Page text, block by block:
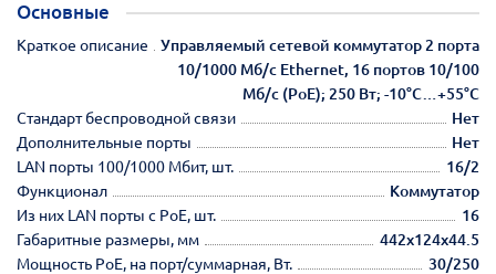
Основные
Краткое описание
Управляемый сетевой коммутатор 2 порта
10/1000 Мб/с Ethernet, 16 портов 10/100
Мб/с (PoE); 250 Вт; -10°C…+55°C
Стандарт беспроводной связи
Нет
Дополнительные порты
Нет
LAN порты 100/1000 Мбит, шт.
16/2
Функционал
Коммутатор
Из них LAN порты с PoE, шт.
16
Габаритные размеры, мм
442х124х44.5
Мощность РоЕ, на порт/суммарная, Вт.
30/250